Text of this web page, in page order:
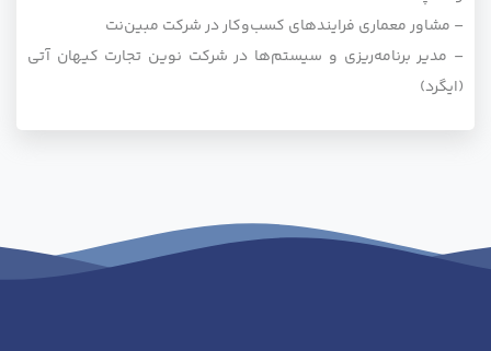
– مشاور معماری فرایندهای کسب‌وکار در شرکت مبین‌نت
– مدیر برنامه‌ریزی و سیستم‌ها در شرکت نوین تجارت کیهان آتی
(ایگرد)